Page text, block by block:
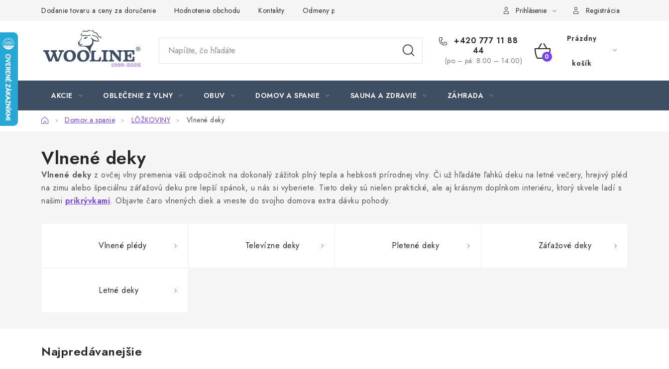
Dodanie tovaru a ceny za doručenie Hodnotenie obchodu Kontakty Odmeny pre našich zákazníkov Prihlásenie Registrácia
+420 777 11 88
44
(po – pá: 8:00 – 14:00)
NÁKUPNÝ
Prázdny
košík
AKCIE OBLEČENIE Z VLNY OBUV DOMOV A SPANIE SAUNA A ZDRAVIE ZÁHRADA
DomovDomov a spanie LÔŽKOVINY Vlnené deky
Vlnené deky
Vlnené deky z ovčej vlny premenia váš odpočinok na dokonalý zážitok plný tepla a hebkosti prírodnej vlny. Či už hľadáte ľahkú deku na letné večery, hrejivý pléd
na zimu alebo špeciálnu záťažovú deku pre lepší spánok, u nás si vyberiete. Tieto deky sú nielen praktické, ale aj krásnym doplnkom interiéru, ktorý skvele ladí s
našimi prikrývkami. Objavte čaro vlnených diek a vneste do svojho domova extra dávku pohody.
Vlnené plédy Televízne deky Pletené deky Záťažové deky
Letné deky
Najpredávanejšie